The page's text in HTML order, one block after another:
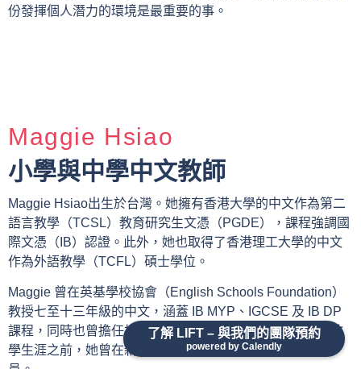
了解 LIFT – 與我們的團隊預約
powered by Calendly
份發揮個人潛力的環境是最重要的事。
Maggie Hsiao
小學與中學中文教師
Maggie Hsiao出生於台灣。她擁有香港大學的中文作為第二
語言教學（TCSL）教育研究生文憑（PGDE），課程強調國
際文憑（IB）認證。此外，她也取得了香港理工大學的中文
作為外語教學（TCFL）碩士學位。
Maggie 曾在英基學校協會（English Schools Foundation）
教授七至十三年級的中文，涵蓋 IB MYP、IGCSE 及 IB DP
課程，同時也曾擔任加拿大艾伯塔課程下的中文班主任。教
學生涯之前，她曾在新加坡與香港擔任國際航空公司空服